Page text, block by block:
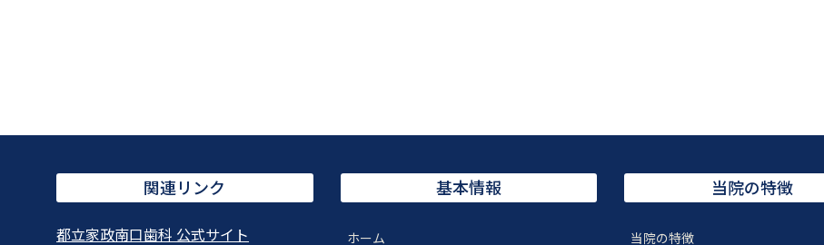
関連リンク
都立家政南口歯科 公式サイト
基本情報
ホーム
当院の特徴
当院の特徴